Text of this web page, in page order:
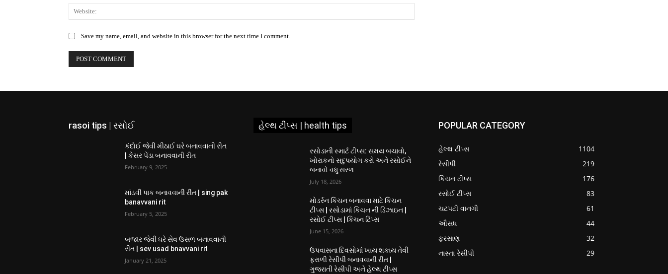
Save my name, email, and website in this browser for the next time I comment.
rasoi tips | રસોઈ
કંદોઈ જેવી મીઠાઈ ઘરે બનાવવાની રીત
| કેસર પેંડા બનાવવાની રીત
February 9, 2025
માંડવી પાક બનાવવાની રીત | sing pak
banavvani rit
February 5, 2025
બજાર જેવી ઘરે સેવ ઉસળ બનાવવાની
રીત | sev usad bnavvani rit
January 21, 2025
હેલ્થ ટીપ્સ | health tips
રસોડાની સ્માર્ટ ટીપ્સ: સમય બચાવો,
ખોરાકનો સદુપયોગ કરો અને રસોઈને
બનાવો વધુ સરળ
July 18, 2026
મોડર્રન કિચન બનાવવા માટે કિચન
ટીપ્સ | રસોડામાં કિચન ની ડિઝાઇન |
રસોઈ ટીપ્સ | કિચન ટિપ્સ
June 15, 2026
ઉપવાસના દિવસોમાં ખાય શકાય તેવી
ફરાળી રેસીપી બનાવવાની રીત |
ગુજરાતી રેસીપી અને હેલ્થ ટીપ્સ
POPULAR CATEGORY
હેલ્થ ટીપ્સ
1104
રેસીપી
219
કિચન ટીપ્સ
176
રસોઈ ટીપ્સ
83
ચટપટી વાનગી
61
ઔસધ
44
ફરસાણ
32
નાસ્તા રેસીપી
29